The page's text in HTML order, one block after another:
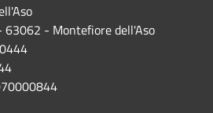
63062 - Montefiore dell'Aso